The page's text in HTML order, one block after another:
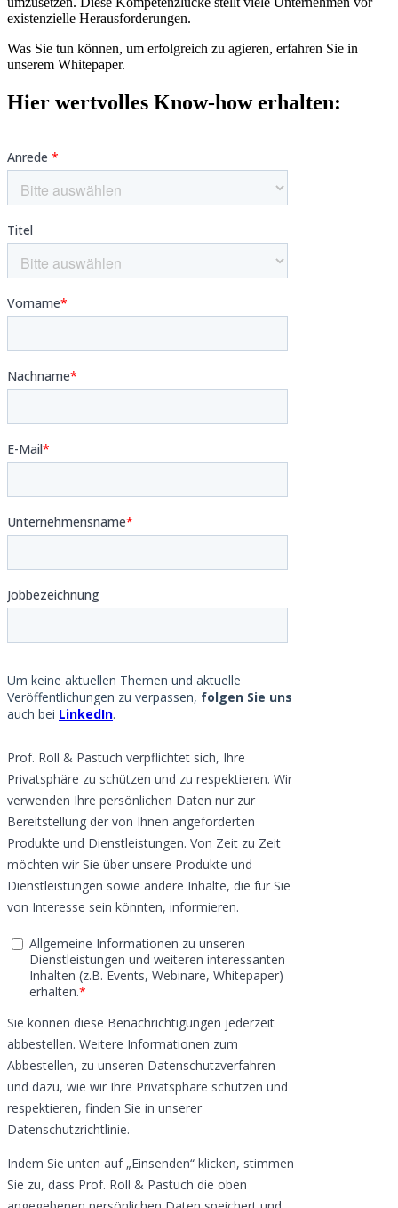
existenzielle Herausforderungen.
Was Sie tun können, um erfolgreich zu agieren, erfahren Sie in
unserem Whitepaper.
Hier wertvolles Know-how erhalten: